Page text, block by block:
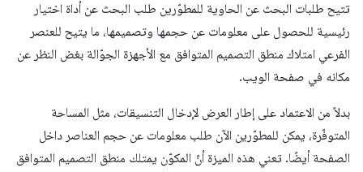
تتيح طلبات البحث عن الحاوية للمطوّرين طلب البحث عن أداة اختيار
رئيسية للحصول على معلومات عن حجمها وتصميمها، ما يتيح للعنصر
الفرعي امتلاك منطق التصميم المتوافق مع الأجهزة الجوّالة بغض النظر عن
مكانه في صفحة الويب.
بدلاً من الاعتماد على إطار العرض لإدخال التنسيقات، مثل المساحة
المتوفّرة، يمكن للمطوّرين الآن طلب معلومات عن حجم العناصر داخل
الصفحة أيضًا. تعني هذه الميزة أنّ المكوّن يمتلك منطق التصميم المتوافق